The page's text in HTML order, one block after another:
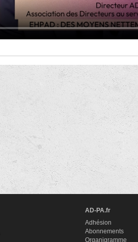
AD-PA.fr
Adhésion
Abonnements
Organigramme